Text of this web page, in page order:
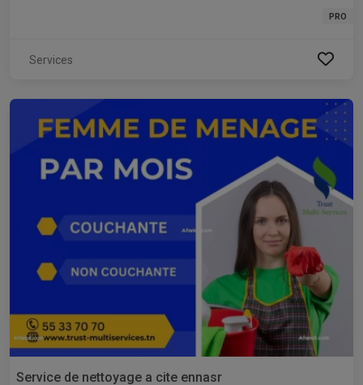
PRO
Services
Service de nettoyage a cite ennasr